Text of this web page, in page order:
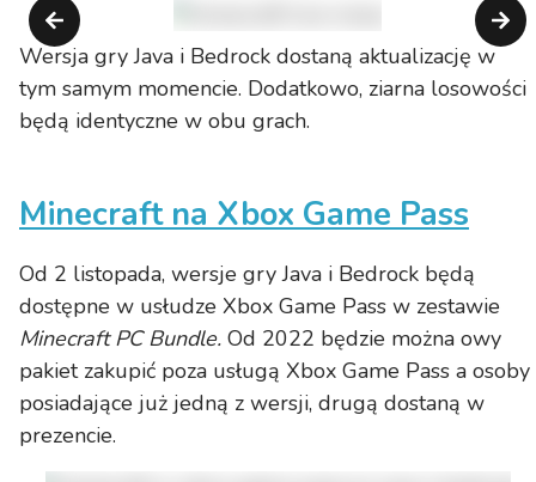
Wersja gry Java i Bedrock dostaną aktualizację w
tym samym momencie. Dodatkowo, ziarna losowości
będą identyczne w obu grach.
Minecraft na Xbox Game Pass
Od 2 listopada, wersje gry Java i Bedrock będą
dostępne w usłudze Xbox Game Pass w zestawie
Minecraft PC Bundle. Od 2022 będzie można owy
pakiet zakupić poza usługą Xbox Game Pass a osoby
posiadające już jedną z wersji, drugą dostaną w
prezencie.